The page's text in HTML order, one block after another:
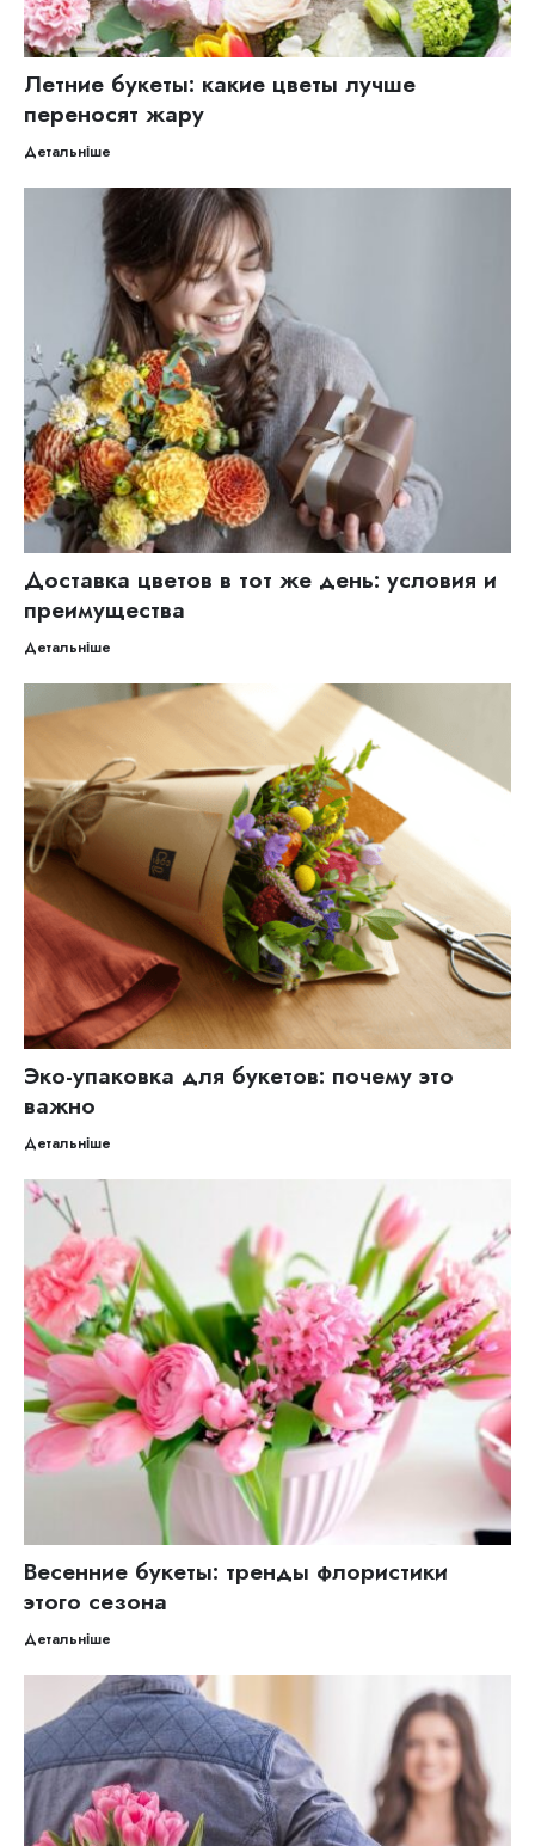
Летние букеты: какие цветы лучше
переносят жару
Детальніше
Доставка цветов в тот же день: условия и
преимущества
Детальніше
Эко-упаковка для букетов: почему это
важно
Детальніше
Весенние букеты: тренды флористики
этого сезона
Детальніше